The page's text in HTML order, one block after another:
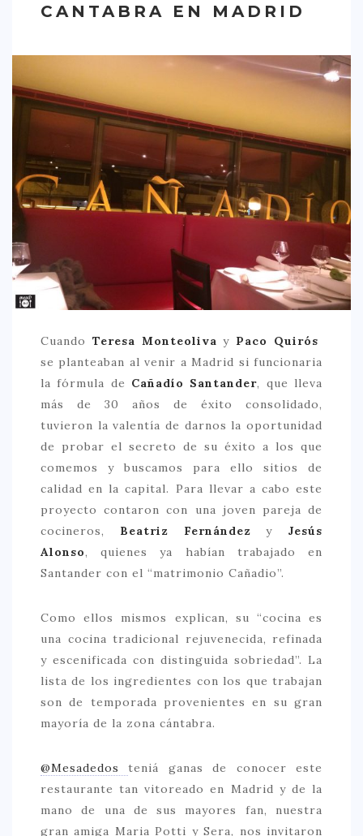
DISTRITO TETUÁN
AMERICANA
CARNES
CREATIVA
INDIA
ITALIANA
LATINA
MEDITERRÁNEA
SALUDABLE
TAPAS
PRECIO
< 25 €
25 – 50 €
> 50 €
LIFESTYLE
CONOCIENDO A …
ESCAPADAS
GOURMET
HEALTHY
CANTABRA EN MADRID
Cuando Teresa Monteoliva y Paco Quirós
se planteaban al venir a Madrid si funcionaria
la fórmula de Cañadío Santander, que lleva
más de 30 años de éxito consolidado,
tuvieron la valentía de darnos la oportunidad
de probar el secreto de su éxito a los que
comemos y buscamos para ello sitios de
calidad en la capital. Para llevar a cabo este
proyecto contaron con una joven pareja de
cocineros, Beatriz Fernández y Jesús
Alonso, quienes ya habían trabajado en
Santander con el “matrimonio Cañadio”.
Como ellos mismos explican, su “cocina es
una cocina tradicional rejuvenecida, refinada
y escenificada con distinguida sobriedad”. La
lista de los ingredientes con los que trabajan
son de temporada provenientes en su gran
mayoría de la zona cántabra.
@Mesadedosteniá ganas de conocer este
restaurante tan vitoreado en Madrid y de la
mano de una de sus mayores fan, nuestra
gran amiga Maria Potti y Sera, nos invitaron